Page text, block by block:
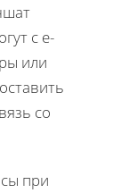
с e-
или
со
при